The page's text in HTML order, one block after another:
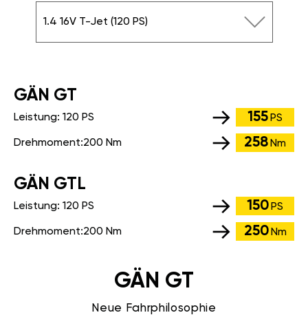
1.4 16V T-Jet (120 PS)
GÄN GT
Leistung: 120 PS 155 PS
Drehmoment:200 Nm 258 Nm
GÄN GTL
Leistung: 120 PS 150 PS
Drehmoment:200 Nm 250 Nm
GÄN GT
Neue Fahrphilosophie